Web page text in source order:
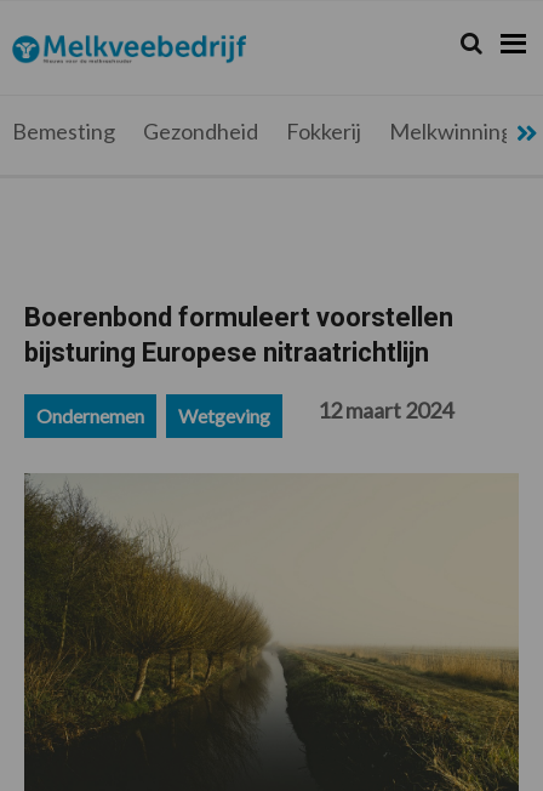
de
hoofdnavigatie
de
hoofd
de
eerste
de
voettekst
Melkveebedrijf.be
Nieuws
melkveehouder
Zoeken...
Zoek
Bemesting Gezondheid Fokkerij Melkwinning
Boerenbond formuleert voorstellen
bijsturing Europese nitraatrichtlijn
Ondernemen Wetgeving 12 maart 2024